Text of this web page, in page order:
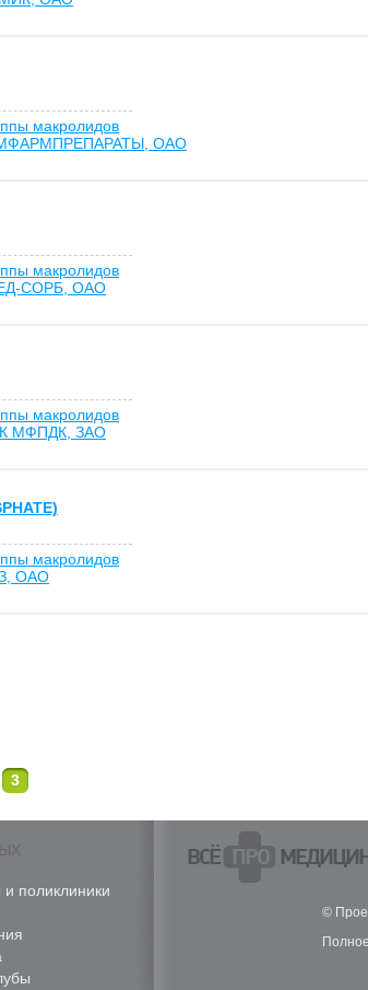
макролидов
ОАО
макролидов
СОРБ, ОАО
макролидов
МФПДК, ЗАО
макролидов
ОАО
3
поликлиники
ВСЁ ПРО
©